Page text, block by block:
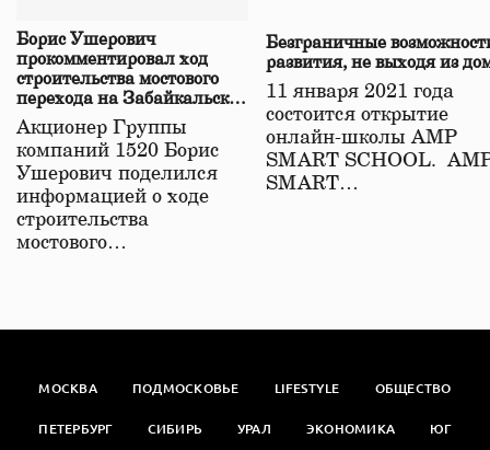
Борис Ушерович
прокомментировал ход
строительства мостового
перехода на Забайкальской
железной дороге
Акционер Группы
компаний 1520 Борис
Ушерович поделился
информацией о ходе
строительства
мостового…
Безграничные
развития, не выходя из
11 января 2021 года
состоится открытие
онлайн-школы АМР
SMART SCHOOL.
SMART…
МОСКВА ПОДМОСКОВЬЕ LIFESTYLE ОБЩЕСТВО
ПЕТЕРБУРГ СИБИРЬ УРАЛ ЭКОНОМИКА ЮГ